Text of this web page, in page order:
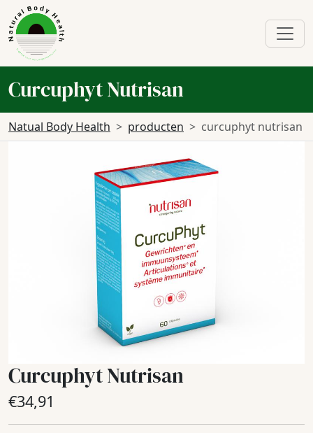
Curcuphyt Nutrisan
Natual Body Health producten curcuphyt nutrisan
Curcuphyt Nutrisan
€34,91